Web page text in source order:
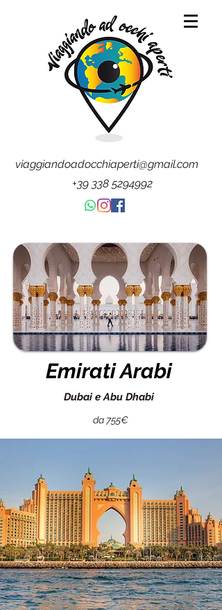
viaggiandoadocchiaperti@gmail.com
+39 338 5294992
Emirati Arabi
Dubai e Abu Dhabi
da 755€